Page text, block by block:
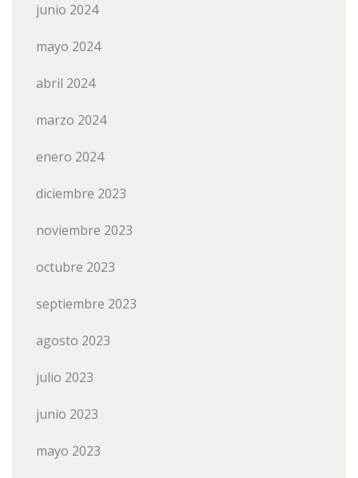
junio 2024
mayo 2024
abril 2024
marzo 2024
enero 2024
diciembre 2023
noviembre 2023
octubre 2023
septiembre 2023
agosto 2023
julio 2023
junio 2023
mayo 2023